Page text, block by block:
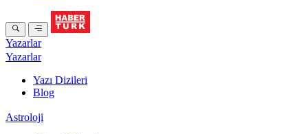
Yazarlar
Yazarlar
Yazı Dizileri
Blog
Astroloji